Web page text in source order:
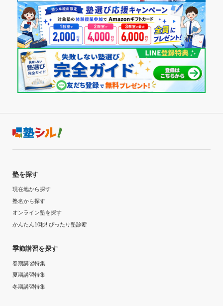
塾を探す
現在地から探す
塾名から探す
オンライン塾を探す
かんたん10秒! ぴったり塾診断
季節講習を探す
春期講習特集
夏期講習特集
冬期講習特集